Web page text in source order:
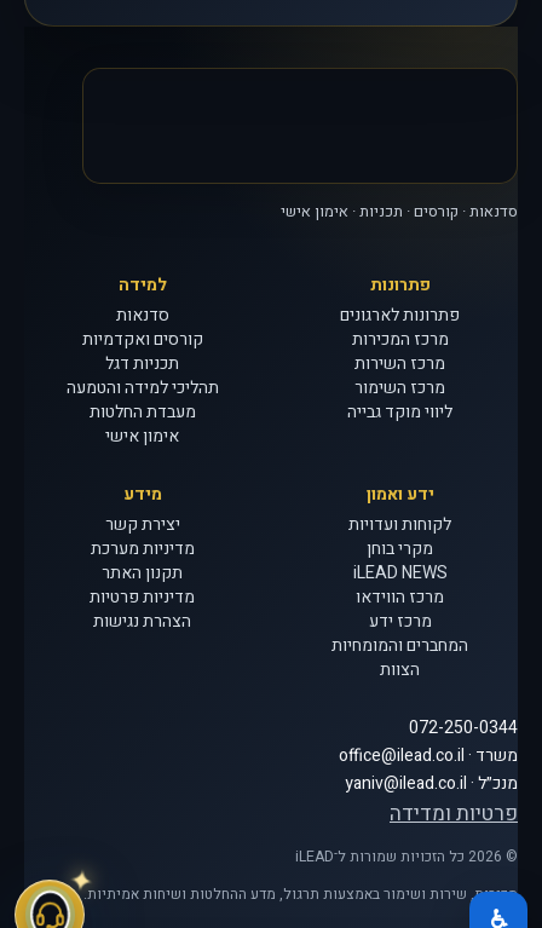
סדנאות · קורסים · תכניות · אימון אישי
פתרונות
פתרונות לארגונים
מרכז המכירות
מרכז השירות
מרכז השימור
ליווי מוקד גבייה
למידה
סדנאות
קורסים ואקדמיות
תכניות דגל
תהליכי למידה והטמעה
מעבדת החלטות
אימון אישי
ידע ואמון
לקוחות ועדויות
מקרי בוחן
iLEAD NEWS
מרכז הווידאו
מרכז ידע
המחברים והמומחיות
הצוות
מידע
יצירת קשר
מדיניות מערכת
תקנון האתר
מדיניות פרטיות
הצהרת נגישות
072-250-0344
משרד · office@ilead.co.il
מנכ״ל · yaniv@ilead.co.il
פרטיות ומדידה
© 2026 כל הזכויות שמורות ל־iLEAD
מכירות, שירות ושימור באמצעות תרגול, מדע ההחלטות ושיחות אמיתיות.
♿